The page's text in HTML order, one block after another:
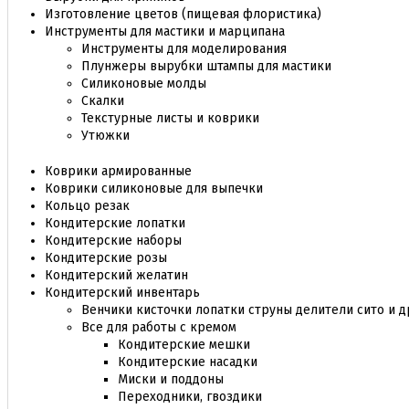
Изготовление цветов (пищевая флористика)
Инструменты для мастики и марципана
Инструменты для моделирования
Плунжеры вырубки штампы для мастики
Силиконовые молды
Скалки
Текстурные листы и коврики
Утюжки
Коврики армированные
Коврики силиконовые для выпечки
Кольцо резак
Кондитерские лопатки
Кондитерские наборы
Кондитерские розы
Кондитерский желатин
Кондитерский инвентарь
Венчики кисточки лопатки струны делители сито и
Все для работы с кремом
Кондитерские мешки
Кондитерские насадки
Миски и поддоны
Переходники, гвоздики